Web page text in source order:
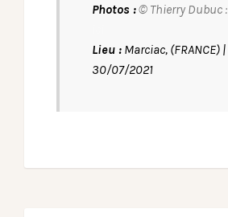
Photos :© Thierry Dubuc :
Lieu : Marciac, (FRANCE) |
30/07/2021